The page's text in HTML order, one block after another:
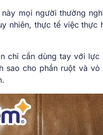
mọi người thường
nhiên, thực tế việc
chỉ cần dùng tay với
sao cho phần ruột và